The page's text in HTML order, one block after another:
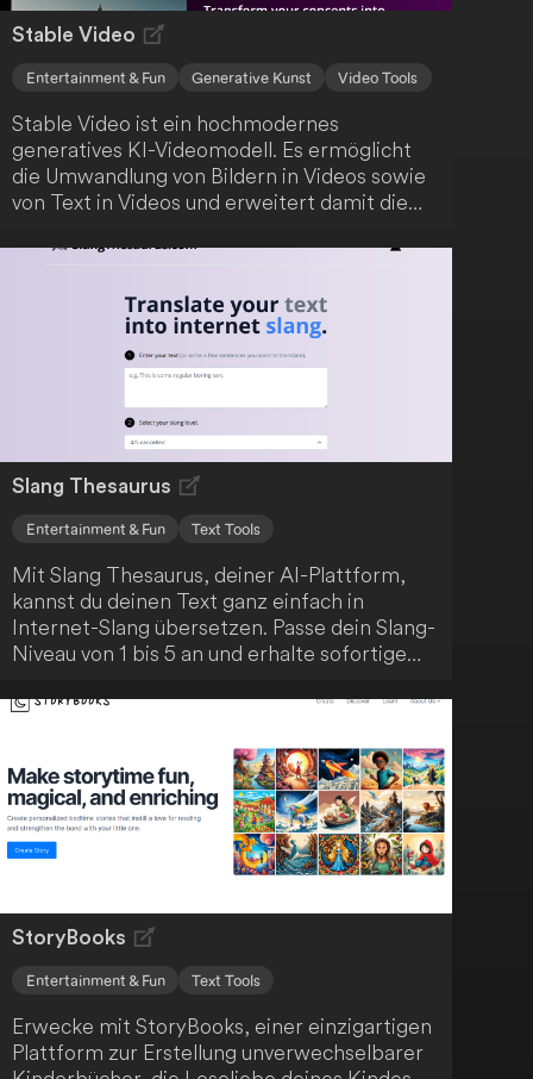
Stable Video
Entertainment & Fun Generative Kunst Video Tools
Stable Video ist ein hochmodernes
generatives KI-Videomodell. Es ermöglicht
die Umwandlung von Bildern in Videos sowie
von Text in Videos und erweitert damit die
Inhaltsproduktion. Dieses Tool bietet
Anwendungen.
Slang Thesaurus
Entertainment & Fun Text Tools
Mit Slang Thesaurus, deiner AI-Plattform,
kannst du deinen Text ganz einfach in
Internet-Slang übersetzen. Passe dein Slang-
Niveau von 1 bis 5 an und erhalte sofortige
Besuche SlangThesaurus.com/translator und
StoryBooks
Entertainment & Fun Text Tools
Erwecke mit StoryBooks, einer einzigartigen
Plattform zur Erstellung unverwechselbarer